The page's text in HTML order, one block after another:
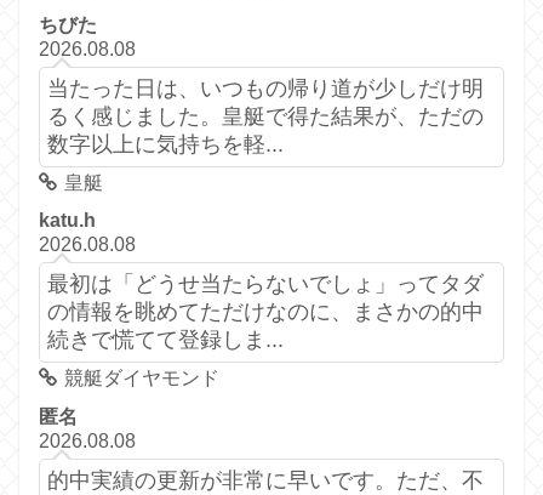
ちびた
2026.08.08
当たった日は、いつもの帰り道が少しだけ明
るく感じました。皇艇で得た結果が、ただの
数字以上に気持ちを軽...
皇艇
katu.h
2026.08.08
最初は「どうせ当たらないでしょ」ってタダ
の情報を眺めてただけなのに、まさかの的中
続きで慌てて登録しま...
競艇ダイヤモンド
匿名
2026.08.08
的中実績の更新が非常に早いです。ただ、不